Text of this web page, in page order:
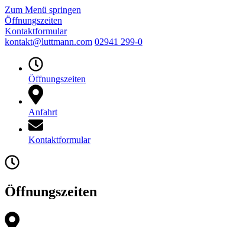
Zum Menü springen
Öffnungszeiten
Kontaktformular
kontakt@luttmann.com 02941 299-0
Öffnungszeiten
Anfahrt
Kontaktformular
Öffnungszeiten